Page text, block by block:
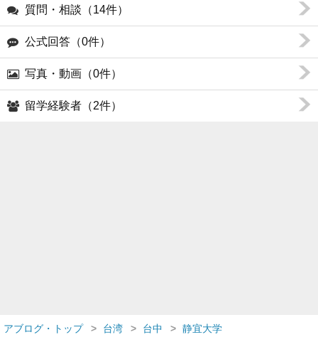
質問・相談（14件）
公式回答（0件）
写真・動画（0件）
留学経験者（2件）
アブログ・トップ 台湾 台中 静宜大学